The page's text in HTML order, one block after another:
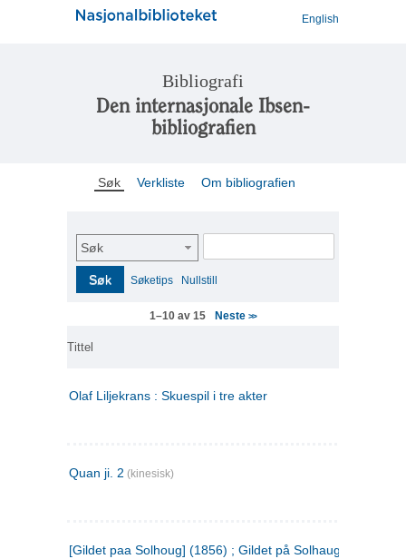
English
Bibliografi
Den internasjonale Ibsen-
bibliografien
Søk Verkliste Om bibliografien
Søk
Søk Søketips Nullstill
1–10 av 15 Neste>>
Tittel
Olaf Liljekrans : Skuespil i tre akter
Quan ji. 2 (kinesisk)
[Gildet paa Solhoug] (1856) ; Gildet på Solhaug (1883) ;